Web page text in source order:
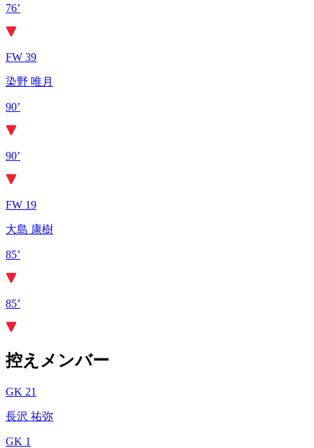
76’
FW 39
染野 唯月
90’
90’
FW 19
大島 康樹
85’
85’
控えメンバー
GK 21
長沢 祐弥
GK 1